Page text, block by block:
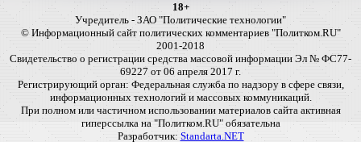
18+
Учредитель - ЗАО "Политические технологии"
© Информационный сайт политических комментариев "Политком.RU"
2001-2018
Свидетельство о регистрации средства массовой информации Эл № ФС77-
69227 от 06 апреля 2017 г.
Регистрирующий орган: Федеральная служба по надзору в сфере связи,
информационных технологий и массовых коммуникаций.
При полном или частичном использовании материалов сайта активная
гиперссылка на "Политком.RU" обязательна
Разработчик: Standarta.NET